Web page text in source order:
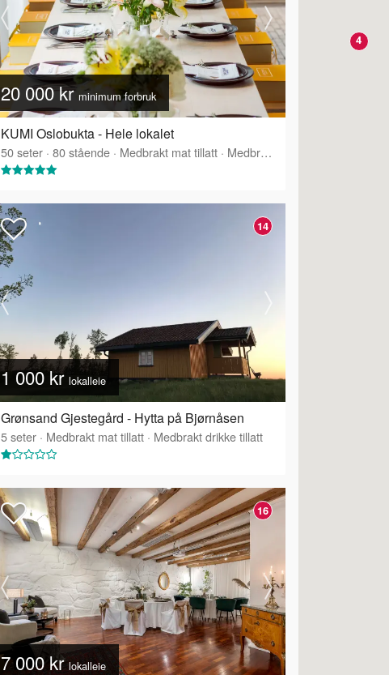
20 000 krminimum forbruk
KUMI Oslobukta - Hele lokalet
50seter · 80stående · Medbrakt mat tillatt · Medbrakt drikke tillatt
14
1 000 kr lokalleie
Grønsand Gjestegård - Hytta på Bjørnåsen
5seter · Medbrakt mat tillatt · Medbrakt drikke tillatt
16
7 000 kr lokalleie
4